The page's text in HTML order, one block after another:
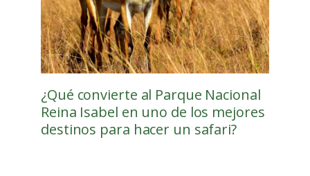
¿Qué convierte al Parque Nacional
Reina Isabel en uno de los mejores
destinos para hacer un safari?